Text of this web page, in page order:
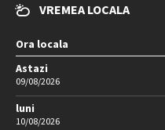
VREMEA LOCALA
Ora locala
Astazi
09/08/2026
luni
10/08/2026